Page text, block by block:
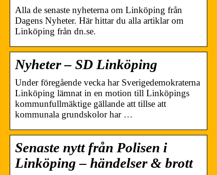
Alla de senaste nyheterna om Linköping från
Dagens Nyheter. Här hittar du alla artiklar om
Linköping från dn.se.
Nyheter – SD Linköping
Under föregående vecka har Sverigedemokraterna
Linköping lämnat in en motion till Linköpings
kommunfullmäktige gällande att tillse att
kommunala grundskolor har …
Senaste nytt från Polisen i
Linköping – händelser & brott